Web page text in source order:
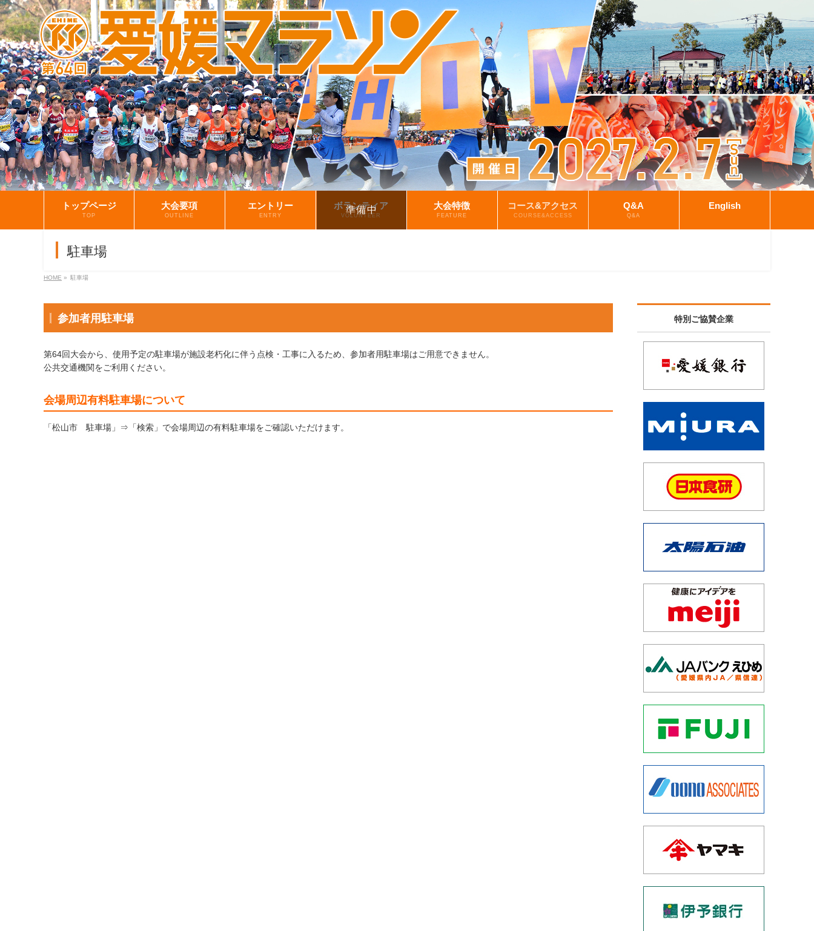
トップページ
TOP
大会要項
OUTLINE
エントリー
ENTRY
ボランティア
VOLUNTEER
大会特徴
FEATURE
コース&アクセス
COURSE&ACCESS
Q&A
Q&A
English
駐車場
HOME » 駐車場
参加者用駐車場
第64回大会から、使用予定の駐車場が施設老朽化に伴う点検・工事に入るため、参加者用駐車場はご用意できません。
公共交通機関をご利用ください。
会場周辺有料駐車場について
「松山市 駐車場」⇒「検索」で会場周辺の有料駐車場をご確認いただけます。
特別ご協賛企業